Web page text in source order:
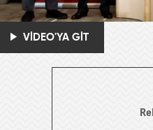
VİDEO'YA GİT